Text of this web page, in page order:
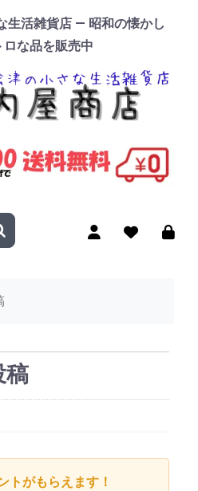
生活雑貨店 — 昭和の懐かし
ロな品を販売中
稿
トがもらえます！